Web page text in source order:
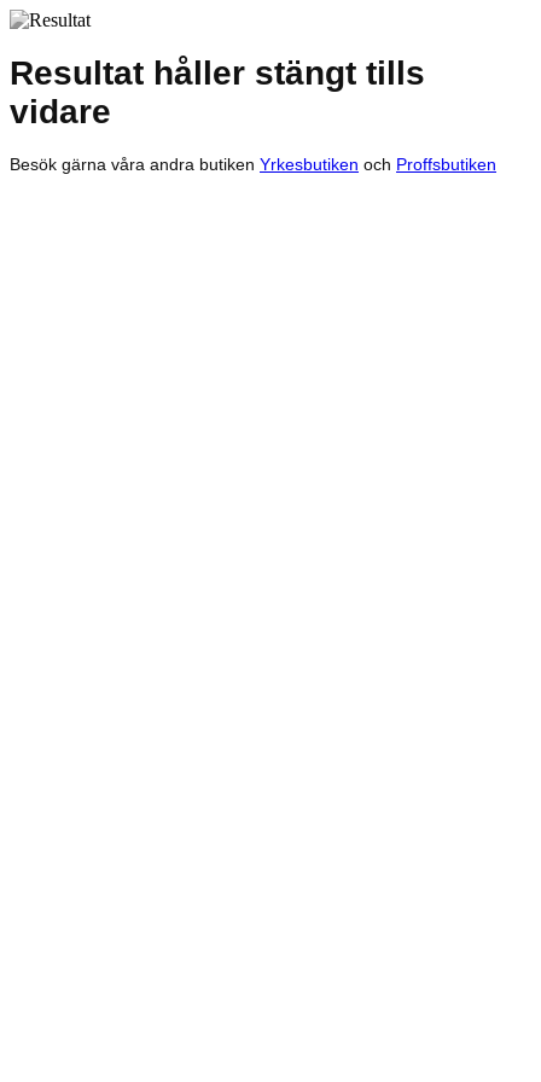
Resultat håller stängt tills
vidare
Besök gärna våra andra butiken Yrkesbutiken och Proffsbutiken